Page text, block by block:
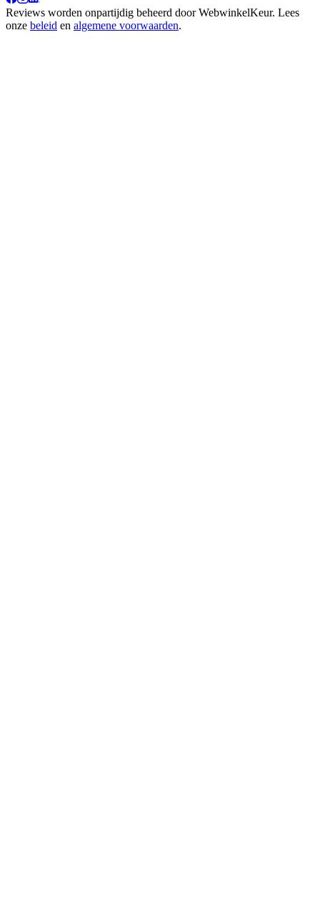
Reviews worden onpartijdig beheerd doorWebwinkelKeur. Lees
onze beleid en algemene voorwaarden.